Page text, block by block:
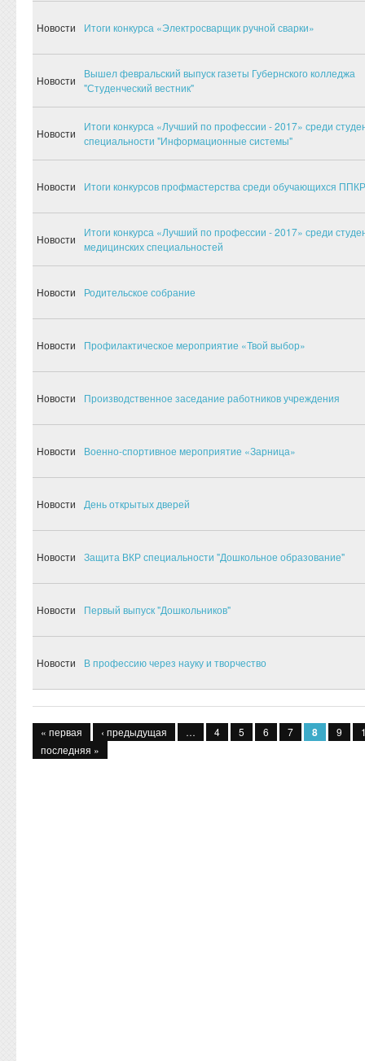
Новости Итоги конкурса «Электросварщик ручной сварки»
Новости
Вышел февральский выпуск газеты Губернского колледжа
"Студенческий вестник"
Новости
Итоги конкурса «Лучший по профессии - 2017» среди
специальности "Информационные системы"
Новости Итоги конкурсов профмастерства среди обучающихся
Новости
Итоги конкурса «Лучший по профессии - 2017» среди
медицинских специальностей
Новости Родительское собрание
Новости Профилактическое мероприятие «Твой выбор»
Новости Производственное заседание работников учреждения
Новости Военно-спортивное мероприятие «Зарница»
Новости День открытых дверей
Новости Защита ВКР специальности "Дошкольное образование"
Новости Первый выпуск "Дошкольников"
Новости В профессию через науку и творчество
« первая ‹ предыдущая … 4 5 6 7 8 9
последняя »